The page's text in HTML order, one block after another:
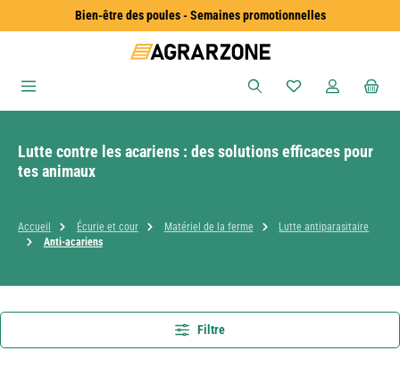
Passer au contenu principalBien-être des poules - Semaines promotionnelles
Vous avez 0
Lutte contre les acariens : des solutions efficaces pour
tes animaux
Accueil Écurie et cour Matériel de la ferme
Lutte antiparasitaire
Anti-acariens
Filtre